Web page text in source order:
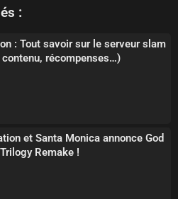
:
: Tout savoir sur le serveur slam
contenu, récompenses…)
et Santa Monica annonce God
Remake !